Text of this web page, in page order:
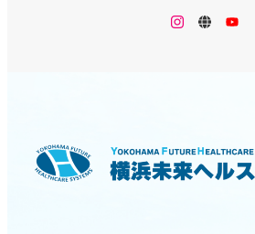
メ メ メ